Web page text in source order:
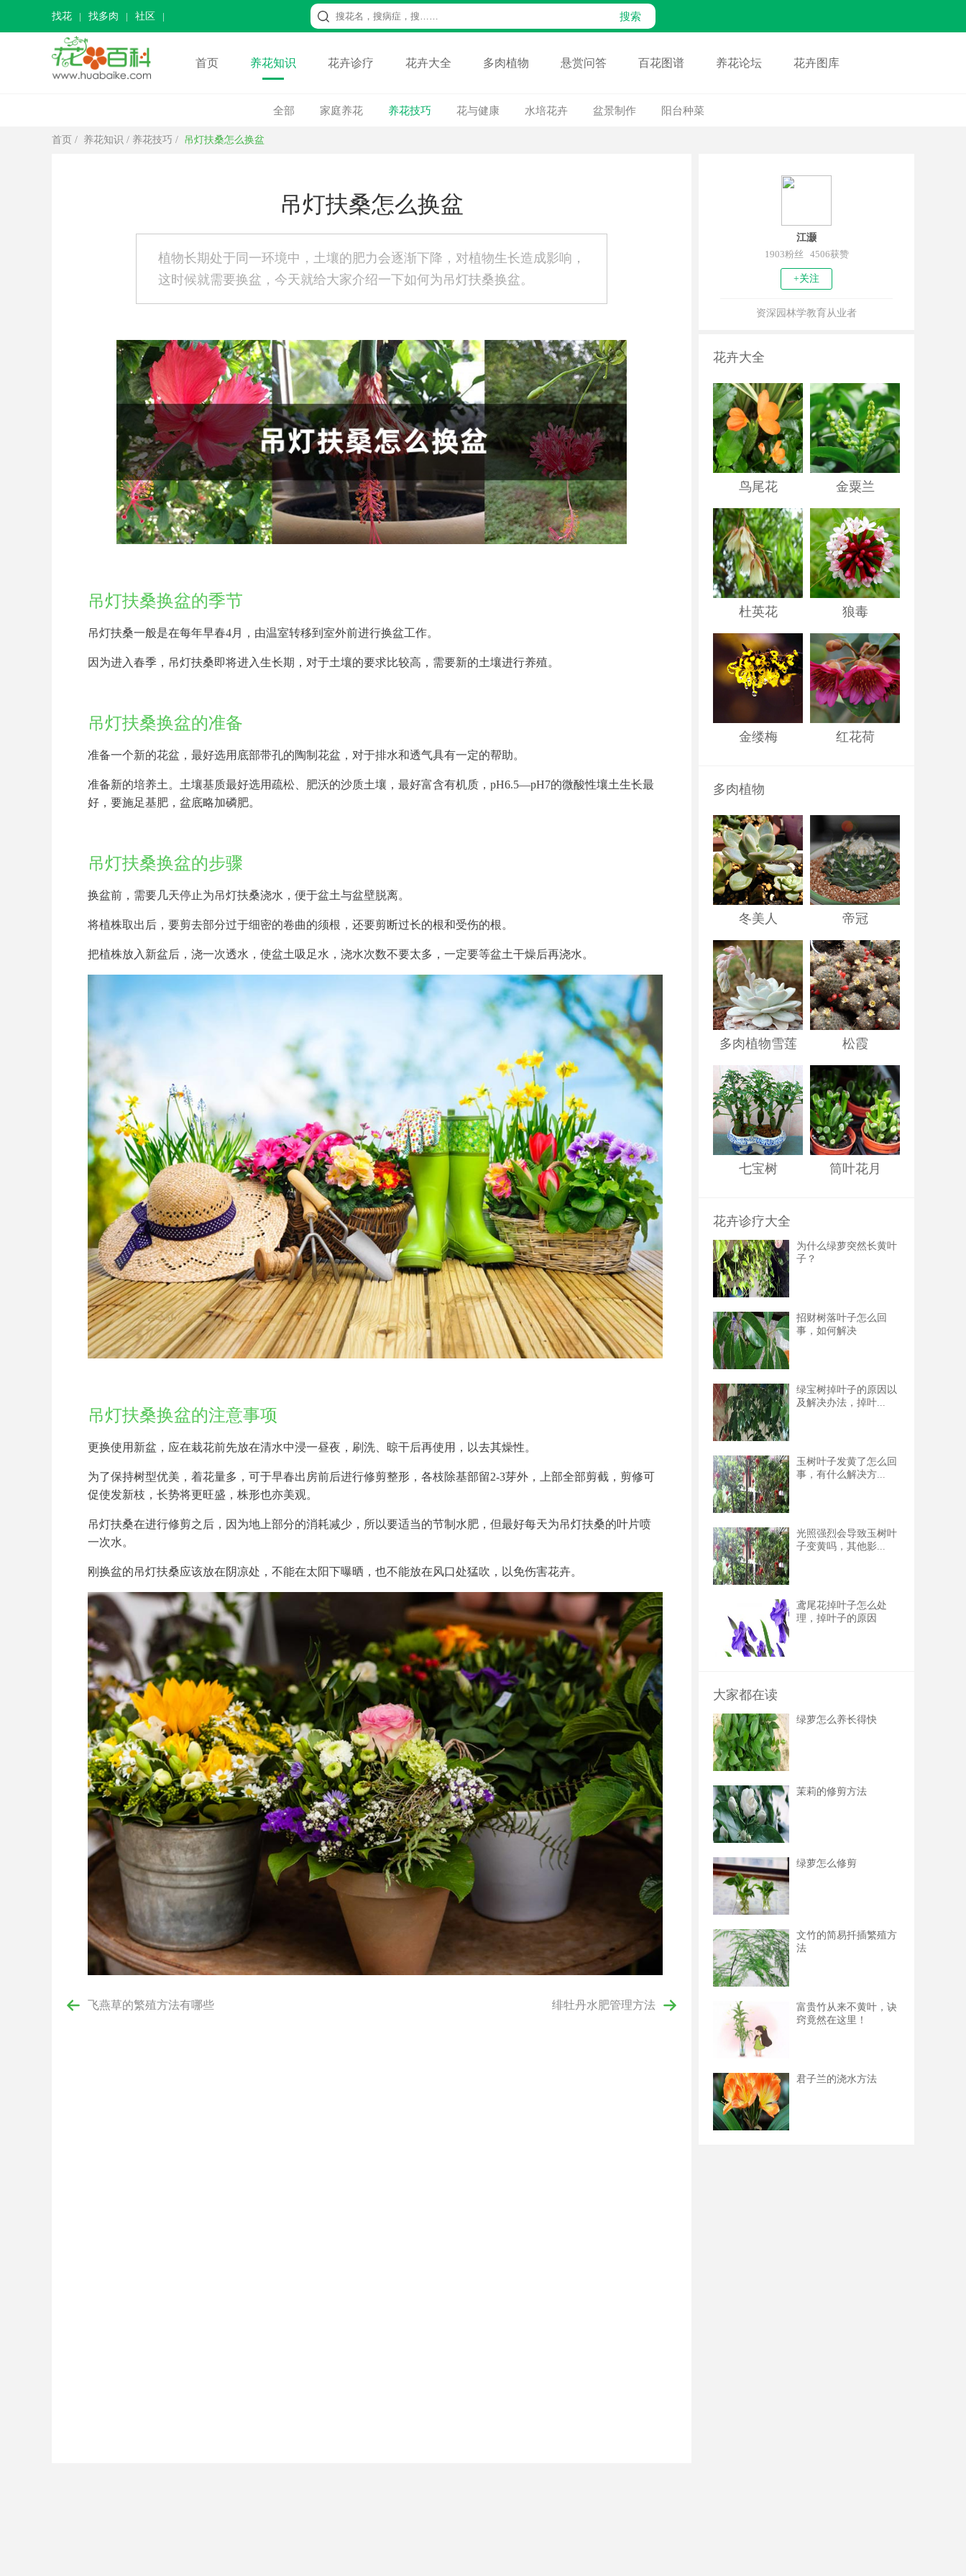
找花 找多肉 社区
首页 养花知识 花卉诊疗 花卉大全 多肉植物 悬赏问答 百花图谱 养花论坛 花卉图库
全部 家庭养花 养花技巧 花与健康 水培花卉 盆景制作 阳台种菜
首页 / 养花知识 / 养花技巧 / 吊灯扶桑怎么换盆
吊灯扶桑怎么换盆
植物长期处于同一环境中，土壤的肥力会逐渐下降，对植物生长造成影响，
这时候就需要换盆，今天就给大家介绍一下如何为吊灯扶桑换盆。
吊灯扶桑换盆的季节
吊灯扶桑一般是在每年早春4月，由温室转移到室外前进行换盆工作。
因为进入春季，吊灯扶桑即将进入生长期，对于土壤的要求比较高，需要新的土壤进行养殖。
吊灯扶桑换盆的准备
准备一个新的花盆，最好选用底部带孔的陶制花盆，对于排水和透气具有一定的帮助。
准备新的培养土。土壤基质最好选用疏松、肥沃的沙质土壤，最好富含有机质，pH6.5—pH7的微酸性壤土生长最
好，要施足基肥，盆底略加磷肥。
吊灯扶桑换盆的步骤
换盆前，需要几天停止为吊灯扶桑浇水，便于盆土与盆壁脱离。
将植株取出后，要剪去部分过于细密的卷曲的须根，还要剪断过长的根和受伤的根。
把植株放入新盆后，浇一次透水，使盆土吸足水，浇水次数不要太多，一定要等盆土干燥后再浇水。
吊灯扶桑换盆的注意事项
更换使用新盆，应在栽花前先放在清水中浸一昼夜，刷洗、晾干后再使用，以去其燥性。
为了保持树型优美，着花量多，可于早春出房前后进行修剪整形，各枝除基部留2-3芽外，上部全部剪截，剪修可
促使发新枝，长势将更旺盛，株形也亦美观。
吊灯扶桑在进行修剪之后，因为地上部分的消耗减少，所以要适当的节制水肥，但最好每天为吊灯扶桑的叶片喷
一次水。
刚换盆的吊灯扶桑应该放在阴凉处，不能在太阳下曝晒，也不能放在风口处猛吹，以免伤害花卉。
飞燕草的繁殖方法有哪些 绯牡丹水肥管理方法
江灏
1903粉丝 4506获赞
+关注
资深园林学教育从业者
花卉大全
鸟尾花 金粟兰
杜英花 狼毒
金缕梅 红花荷
多肉植物
冬美人 帝冠
多肉植物雪莲 松霞
七宝树 筒叶花月
花卉诊疗大全
为什么绿萝突然长黄叶
子？
招财树落叶子怎么回
事，如何解决
绿宝树掉叶子的原因以
及解决办法，掉叶...
玉树叶子发黄了怎么回
事，有什么解决方...
光照强烈会导致玉树叶
子变黄吗，其他影...
鸢尾花掉叶子怎么处
理，掉叶子的原因
大家都在读
绿萝怎么养长得快
茉莉的修剪方法
绿萝怎么修剪
文竹的简易扦插繁殖方
法
富贵竹从来不黄叶，诀
窍竟然在这里！
君子兰的浇水方法